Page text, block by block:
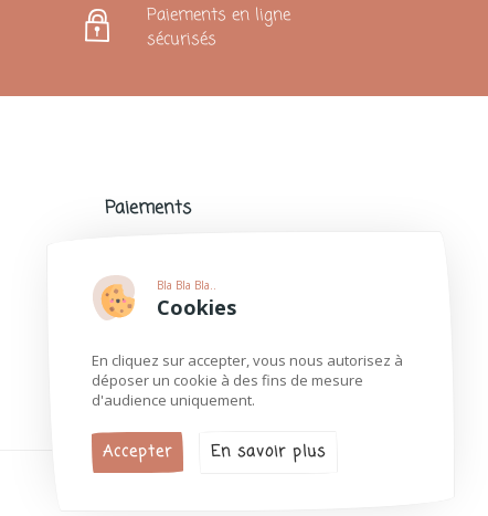
Bla Bla Bla..
Cookies
En cliquez sur accepter, vous nous autorisez à
déposer un cookie à des fins de mesure
d'audience uniquement.
Accepter En savoir plus
Paiements en ligne
sécurisés
Paiements
modes de paiement populaires.
Plus d'informations